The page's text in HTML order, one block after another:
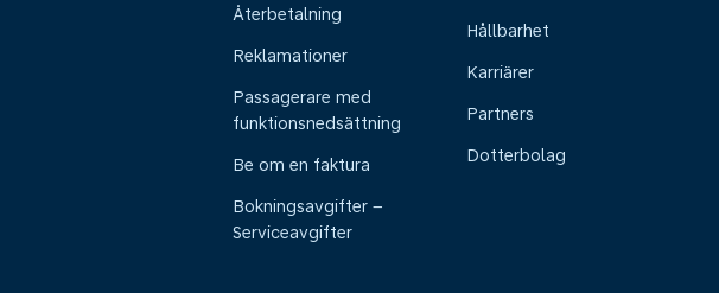
Återbetalning
Reklamationer
Passagerare med
funktionsnedsättning
Be om en faktura
Bokningsavgifter –
Serviceavgifter
Hållbarhet
Karriärer
Partners
Dotterbolag